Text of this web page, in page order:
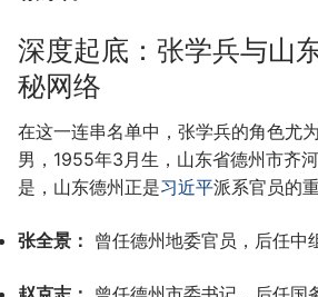
深度起底：张学兵与山
秘网络
在这一连串名单中，张学兵的角色尤
男，1955年3月生，山东省德州市齐
是，山东德州正是习近平派系官员的
张全景： 曾任德州地委官员，后任中